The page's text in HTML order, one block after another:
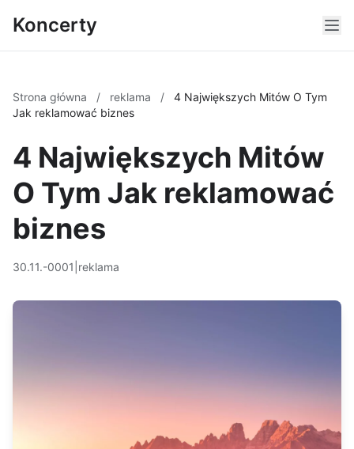
Koncerty
Strona główna / reklama /
4 Największych Mitów O Tym
Jak reklamować biznes
4 Największych Mitów
O Tym Jak reklamować
biznes
30.11.-0001 reklama